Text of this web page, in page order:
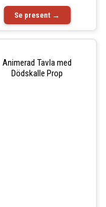
Se present →
Animerad Tavla med
Dödskalle Prop